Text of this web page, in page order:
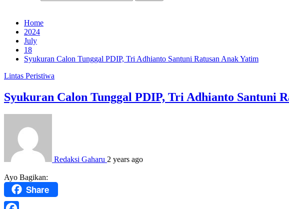
Home
2024
July
18
Syukuran Calon Tunggal PDIP, Tri Adhianto Santuni Ratusan Anak Yatim
Lintas Peristiwa
Syukuran Calon Tunggal PDIP, Tri Adhianto Santuni
Redaksi Gaharu 2 years ago
Ayo Bagikan:
Share